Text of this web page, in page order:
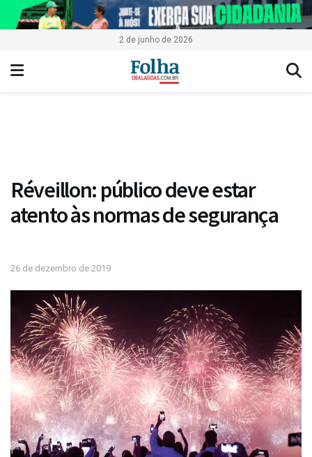
2 de junho de 2026
Réveillon: público deve estar
atento às normas de segurança
26 de dezembro de 2019